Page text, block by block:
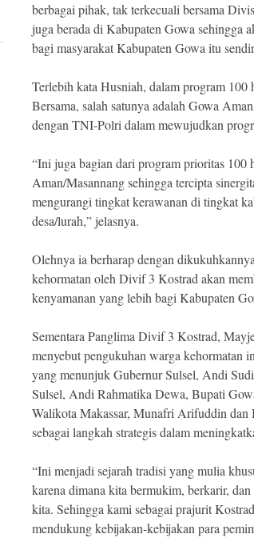
berbagai pihak, tak terkecuali bersama
juga berada di Kabupaten Gowa sehingga
bagi masyarakat Kabupaten Gowa itu
Terlebih kata Husniah, dalam program
Bersama, salah satunya adalah Gowa
dengan TNI-Polri dalam mewujudkan
“Ini juga bagian dari program prioritas 100
Aman/Masannang sehingga tercipta
mengurangi tingkat kerawanan di tingkat
desa/lurah,” jelasnya.
Olehnya ia berharap dengan
kehormatan oleh Divif 3 Kostrad akan
kenyamanan yang lebih bagi Kabupaten
Sementara Panglima Divif 3 Kostrad,
menyebut pengukuhan warga kehormatan
yang menunjuk Gubernur Sulsel, Andi
Sulsel, Andi Rahmatika Dewa, Bupati
Walikota Makassar, Munafri Arifuddin
sebagai langkah strategis dalam
“Ini menjadi sejarah tradisi yang mulia
karena dimana kita bermukim, berkarir,
kita. Sehingga kami sebagai prajurit
mendukung kebijakan-kebijakan para